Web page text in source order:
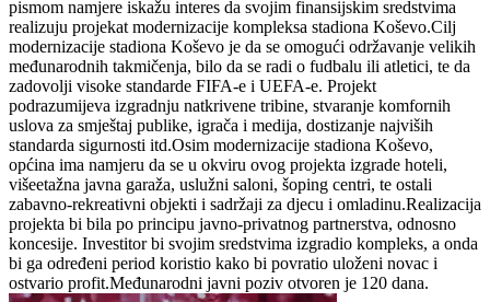
pismom namjere iskažu interes da svojim finansijskim sredstvima
realizuju projekat modernizacije kompleksa stadiona Koševo.Cilj
modernizacije stadiona Koševo je da se omogući održavanje velikih
međunarodnih takmičenja, bilo da se radi o fudbalu ili atletici, te da
zadovolji visoke standarde FIFA-e i UEFA-e. Projekt
podrazumijeva izgradnju natkrivene tribine, stvaranje komfornih
uslova za smještaj publike, igrača i medija, dostizanje najviših
standarda sigurnosti itd.Osim modernizacije stadiona Koševo,
općina ima namjeru da se u okviru ovog projekta izgrade hoteli,
višeetažna javna garaža, uslužni saloni, šoping centri, te ostali
zabavno-rekreativni objekti i sadržaji za djecu i omladinu.Realizacija
projekta bi bila po principu javno-privatnog partnerstva, odnosno
koncesije. Investitor bi svojim sredstvima izgradio kompleks, a onda
bi ga određeni period koristio kako bi povratio uloženi novac i
ostvario profit.Međunarodni javni poziv otvoren je 120 dana.